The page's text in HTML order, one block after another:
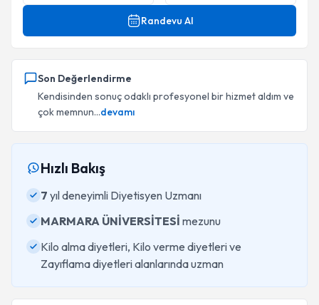
Randevu Al
Son Değerlendirme
Kendisinden sonuç odaklı profesyonel bir hizmet aldım ve
çok memnun...devamı
Hızlı Bakış
7 yıl deneyimli Diyetisyen Uzmanı
MARMARA ÜNİVERSİTESİ mezunu
Kilo alma diyetleri, Kilo verme diyetleri ve
Zayıflama diyetleri alanlarında uzman